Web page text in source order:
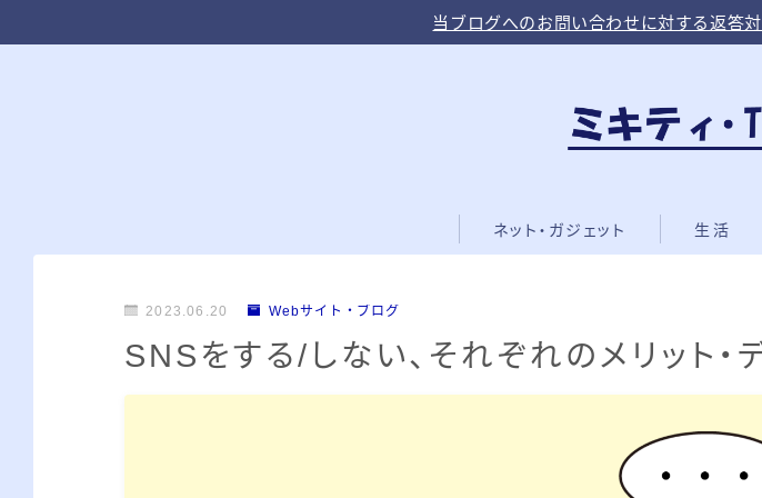
当ブログへのお問い合わせに対する返答
ネット・ガジェット 生活
2023.06.20 Webサイト・ブログ
SNSをする/しない、それぞれのメリット・